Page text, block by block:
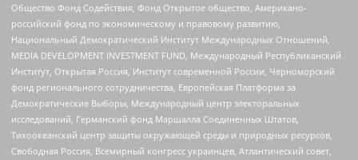
Общество Фонд Содействия, Фонд Открытое общество, Американо-
российский фонд по экономическому и правовому развитию,
Национальный Демократический Институт Международных Отношений,
MEDIA DEVELOPMENT INVESTMENT FUND, Международный Республиканский
Институт, Открытая Россия, Институт современной России, Черноморский
фонд регионального сотрудничества, Европейская Платформа за
Демократические Выборы, Международный центр электоральных
исследований, Германский фонд Маршалла Соединенных Штатов,
Тихоокеанский центр защиты окружающей среды и природных ресурсов,
Свободная Россия, Всемирный конгресс украинцев, Атлантический совет,